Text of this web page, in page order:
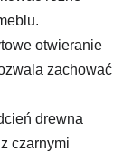
otwieranie
zachować
drewna
czarnymi